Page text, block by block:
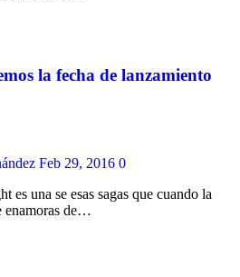
la fecha de lanzamiento
Feb 29, 2016 0
es una se esas sagas que cuando la
enamoras de…